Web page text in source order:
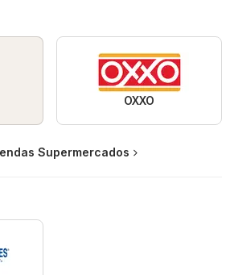
OXXO
Supermercados